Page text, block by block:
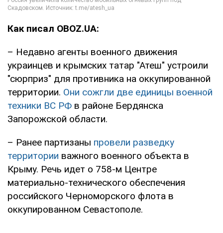
Как писал OBOZ.UA:
– Недавно агенты военного движения
украинцев и крымских татар "Атеш" устроили
"сюрприз" для противника на оккупированной
территории. Они сожгли две единицы военной
техники ВС РФ в районе Бердянска
Запорожской области.
– Ранее партизаны провели разведку
территории важного военного объекта в
Крыму. Речь идет о 758-м Центре
материально-технического обеспечения
российского Черноморского флота в
оккупированном Севастополе.